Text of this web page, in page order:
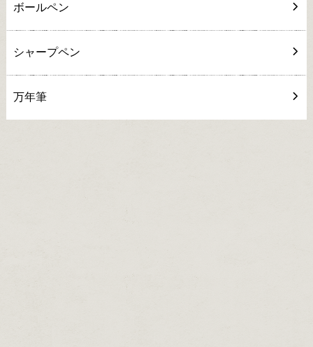
ボールペン
シャープペン
万年筆